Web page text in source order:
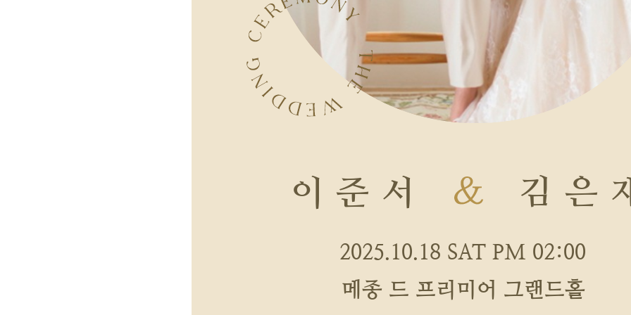
이준서 김은
2025.10.18 SAT PM 02:00
메종 드 프리미어 그랜드홀